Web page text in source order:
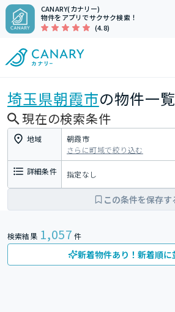
CANARY(カナリー)
物件をアプリでサクサク検索！
(4.8)
埼玉県朝霞市の物件一覧
現在の検索条件
地域
朝霞市
さらに町域で絞り込む
詳細条件 指定なし
この条件を保存す
検索結果 1,057 件
新着物件あり！新着順に